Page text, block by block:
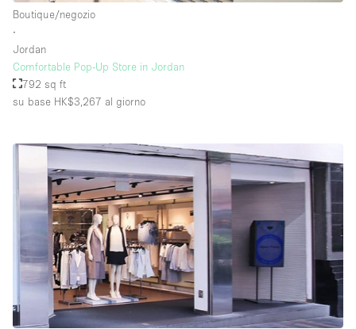
Boutique/negozio
∙
Jordan
Comfortable Pop-Up Store in Jordan
792 sq ft
su base HK$3,267 al giorno